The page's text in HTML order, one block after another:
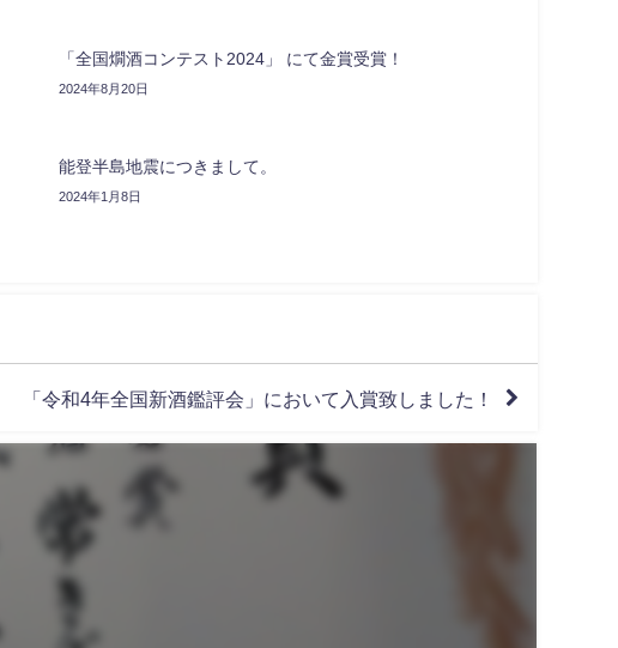
「全国燗酒コンテスト2024」 にて金賞受賞！
2024年8月20日
能登半島地震につきまして。
2024年1月8日
「令和4年全国新酒鑑評会」において入賞致しました！